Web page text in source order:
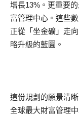
增長13%。更重要
富管理中心。這些
正從「坐金礦」走
略升級的藍圖。
這份規劃的願景清
全球最大財富管理